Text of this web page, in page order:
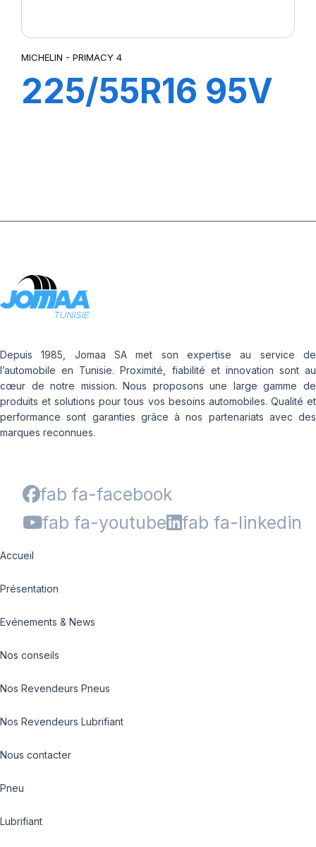
MICHELIN - PRIMACY 4
225/55R16 95V
Depuis 1985, Jomaa SA met son expertise au service de
l’automobile en Tunisie. Proximité, fiabilité et innovation sont au
cœur de notre mission. Nous proposons une large gamme de
produits et solutions pour tous vos besoins automobiles. Qualité et
performance sont garanties grâce à nos partenariats avec des
marques reconnues.
fab fa-facebook
fab fa-youtube
fab fa-linkedin
Accueil
Présentation
Evénements & News
Nos conseils
Nos Revendeurs Pneus
Nos Revendeurs Lubrifiant
Nous contacter
Pneu
Lubrifiant